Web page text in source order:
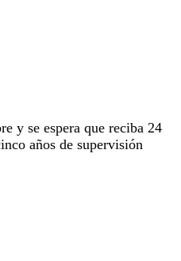
y se espera que reciba 24
años de supervisión